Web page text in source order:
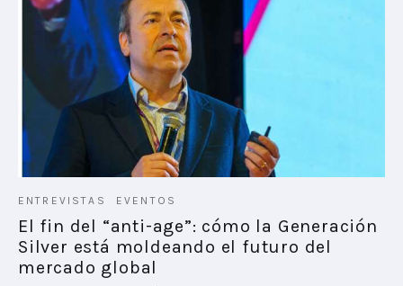
ENTREVISTAS EVENTOS
El fin del “anti-age”: cómo la Generación
Silver está moldeando el futuro del
mercado global